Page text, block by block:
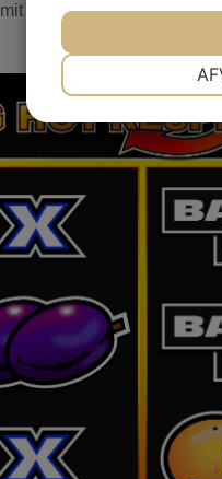
sich abzüglich Aussicht
MARKETING